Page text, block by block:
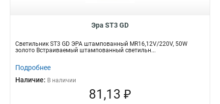
Эра ST3 GD
Светильник ST3 GD ЭРА штампованный MR16,12V/220V, 50W
золото Встраиваемый штампованный светильн...
Подробнее
Наличие: В наличии
81,13 ₽